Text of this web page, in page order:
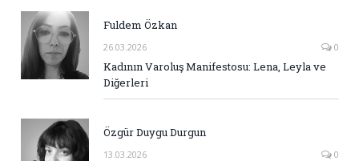
Fuldem Özkan
26.03.2026 0
Kadının Varoluş Manifestosu: Lena, Leyla ve
Diğerleri
Özgür Duygu Durgun
13.03.2026 0